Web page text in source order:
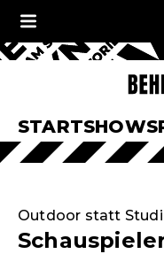
STARTSHOWS
Outdoor statt